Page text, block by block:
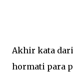
Akhir kata
hormati para